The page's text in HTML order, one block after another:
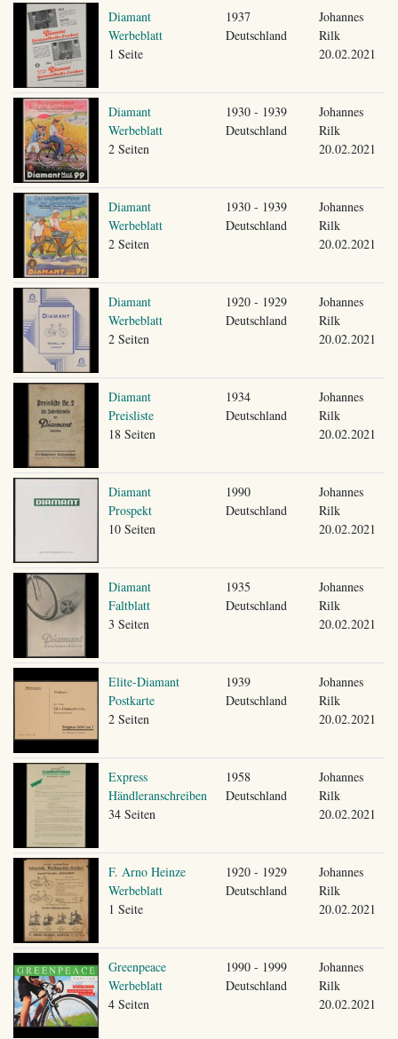
Diamant
Werbeblatt
1 Seite
1937
Deutschland
Johannes
Rilk
20.02.2021
Diamant
Werbeblatt
2 Seiten
1930 - 1939
Deutschland
Johannes
Rilk
20.02.2021
Diamant
Werbeblatt
2 Seiten
1930 - 1939
Deutschland
Johannes
Rilk
20.02.2021
Diamant
Werbeblatt
2 Seiten
1920 - 1929
Deutschland
Johannes
Rilk
20.02.2021
Diamant
Preisliste
18 Seiten
1934
Deutschland
Johannes
Rilk
20.02.2021
Diamant
Prospekt
10 Seiten
1990
Deutschland
Johannes
Rilk
20.02.2021
Diamant
Faltblatt
3 Seiten
1935
Deutschland
Johannes
Rilk
20.02.2021
Elite-Diamant
Postkarte
2 Seiten
1939
Deutschland
Johannes
Rilk
20.02.2021
Express
Händleranschreiben
34 Seiten
1958
Deutschland
Johannes
Rilk
20.02.2021
F. Arno Heinze
Werbeblatt
1 Seite
1920 - 1929
Deutschland
Johannes
Rilk
20.02.2021
Greenpeace
Werbeblatt
4 Seiten
1990 - 1999
Deutschland
Johannes
Rilk
20.02.2021